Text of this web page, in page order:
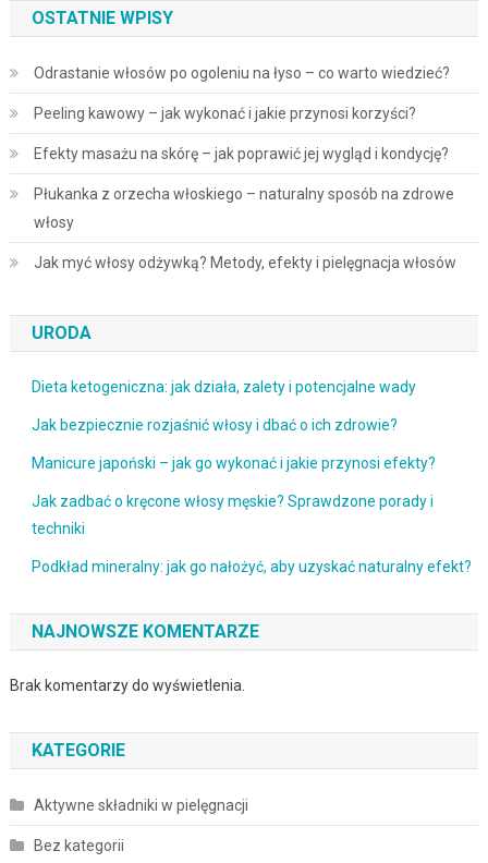
OSTATNIE WPISY
Odrastanie włosów po ogoleniu na łyso – co warto wiedzieć?
Peeling kawowy – jak wykonać i jakie przynosi korzyści?
Efekty masażu na skórę – jak poprawić jej wygląd i kondycję?
Płukanka z orzecha włoskiego – naturalny sposób na zdrowe
włosy
Jak myć włosy odżywką? Metody, efekty i pielęgnacja włosów
URODA
Dieta ketogeniczna: jak działa, zalety i potencjalne wady
Jak bezpiecznie rozjaśnić włosy i dbać o ich zdrowie?
Manicure japoński – jak go wykonać i jakie przynosi efekty?
Jak zadbać o kręcone włosy męskie? Sprawdzone porady i
techniki
Podkład mineralny: jak go nałożyć, aby uzyskać naturalny efekt?
NAJNOWSZE KOMENTARZE
Brak komentarzy do wyświetlenia.
KATEGORIE
Aktywne składniki w pielęgnacji
Bez kategorii